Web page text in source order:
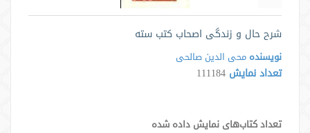
شرح حال و زندگی اصحاب کتب سته
نویسنده محی الدین صالحی
تعداد نمایش 111184
تعداد کتاب‌های نمایش داده شده